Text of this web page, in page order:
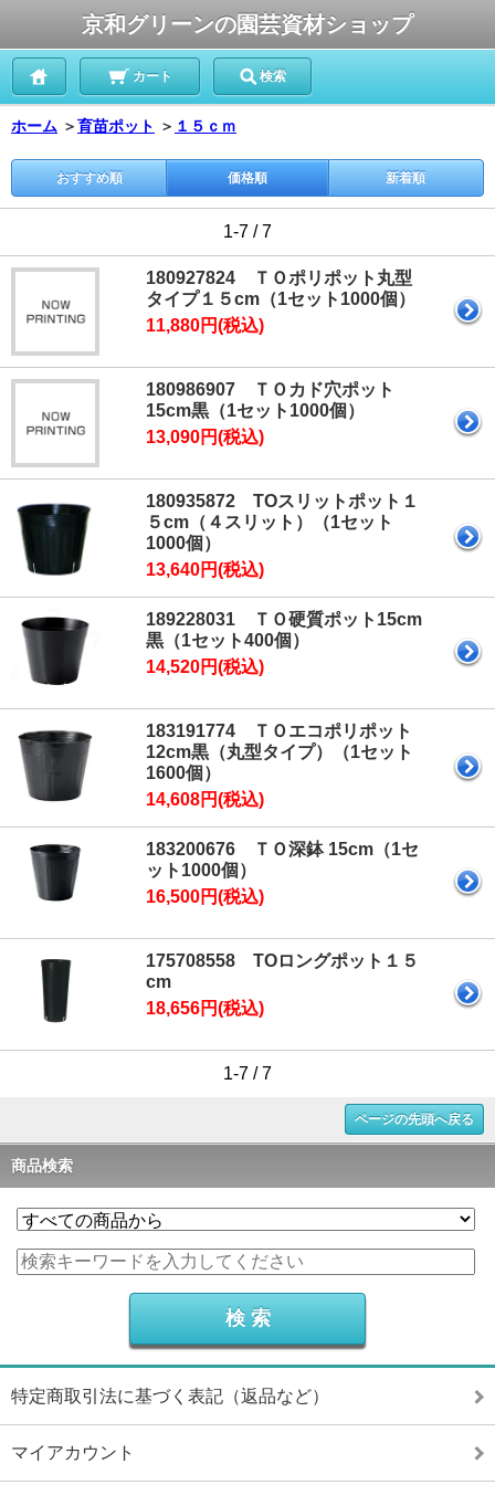
京和グリーンの園芸資材ショップ
カート 検索
ホーム ＞育苗ポット ＞ １５ｃｍ
おすすめ順 価格順 新着順
1-7 / 7
180927824 ＴＯポリポット丸型
タイプ１５cm（1セット1000個）
11,880円(税込)
180986907 ＴＯカド穴ポット
15cm黒（1セット1000個）
13,090円(税込)
180935872 TOスリットポット１
５cm（４スリット）（1セット
1000個）
13,640円(税込)
189228031 ＴＯ硬質ポット15cm
黒（1セット400個）
14,520円(税込)
183191774 ＴＯエコポリポット
12cm黒（丸型タイプ）（1セット
1600個）
14,608円(税込)
183200676 ＴＯ深鉢 15cm（1セ
ット1000個）
16,500円(税込)
175708558 TOロングポット１５
cm
18,656円(税込)
1-7 / 7
ページの先頭へ戻る
商品検索
特定商取引法に基づく表記（返品など）
マイアカウント